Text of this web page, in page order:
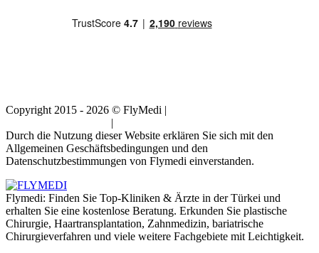
Copyright 2015 - 2026 © FlyMedi |
|
Durch die Nutzung dieser Website erklären Sie sich mit den
Allgemeinen Geschäftsbedingungen und den
Datenschutzbestimmungen von Flymedi einverstanden.
Flymedi: Finden Sie Top-Kliniken & Ärzte in der Türkei und
erhalten Sie eine kostenlose Beratung. Erkunden Sie plastische
Chirurgie, Haartransplantation, Zahnmedizin, bariatrische
Chirurgieverfahren und viele weitere Fachgebiete mit Leichtigkeit.